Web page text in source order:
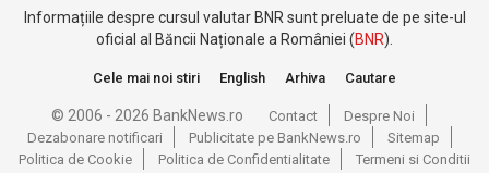
Informațiile despre cursul valutar BNR sunt preluate de pe site-ul
oficial al Băncii Naționale a României (BNR).
Cele mai noi stiri English Arhiva Cautare
© 2006 - 2026 BankNews.ro Contact
Despre Noi
Dezabonare notificari
Publicitate pe BankNews.ro
Sitemap
Politica de Cookie
Politica de Confidentialitate Termeni si Conditii